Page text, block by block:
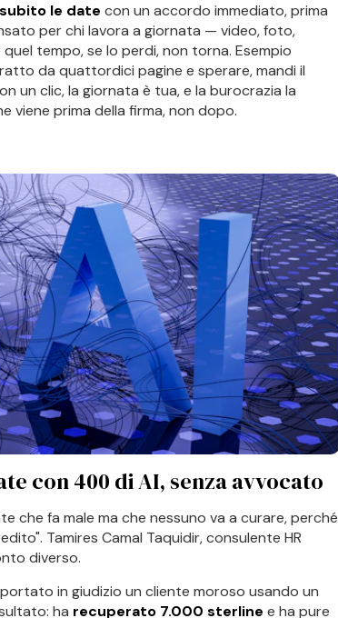
le date con un accordo immediato, prima
per chi lavora a giornata — video, foto,
tempo, se lo perdi, non torna. Esempio
da quattordici pagine e sperare, mandi il
un clic, la giornata è tua, e la burocrazia la
viene prima della firma, non dopo.
con 400 di AI, senza avvocato
che fa male ma che nessuno va a curare, perché
Tamires Camal Taquidir, consulente HR
diverso.
in giudizio un cliente moroso usando un
ha recuperato 7.000 sterline e ha pure